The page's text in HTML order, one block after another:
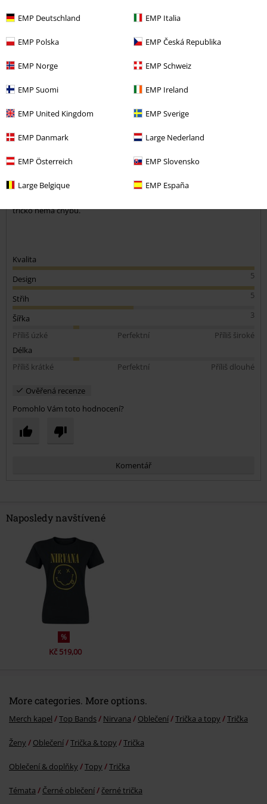
EMP Deutschland EMP Italia
EMP Polska EMP Česká Republika
EMP Norge EMP Schweiz
EMP Suomi EMP Ireland
EMP United Kingdom EMP Sverige
EMP Danmark Large Nederland
EMP Österreich EMP Slovensko
Large Belgique EMP España
Komentář
Odeslat komentář
Veronika R.
3 Hodnocení
Publikováno: Sobota, 06.02.2021
Výška postavy v metrech: 1,60
Tričko nadherné ale na velikost M dost malé takže pokud chcete aby
tričko nemá chybu.
Kvalita
5
Design
5
Střih
3
Šířka
Příliš úzké
Perfektní
Příliš široké
Délka
Příliš krátké
Perfektní Příliš dlouhé
Ověřená recenze
Pomohlo Vám toto hodnocení?
Komentář
Odeslat komentář
Naposledy navštívené
%
Kč 519,00
More categories. More options.
Merch kapel Top Bands Nirvana Oblečení Trička a topy Trička
Ženy Oblečení Trička & topy Trička
Oblečení & doplňky Topy Trička
Témata Černé oblečení černé trička